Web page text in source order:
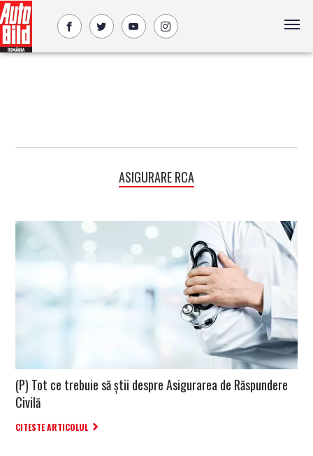
ASIGURARE RCA
(P) Tot ce trebuie să știi despre Asigurarea de Răspundere
Civilă
CITESTE ARTICOLUL